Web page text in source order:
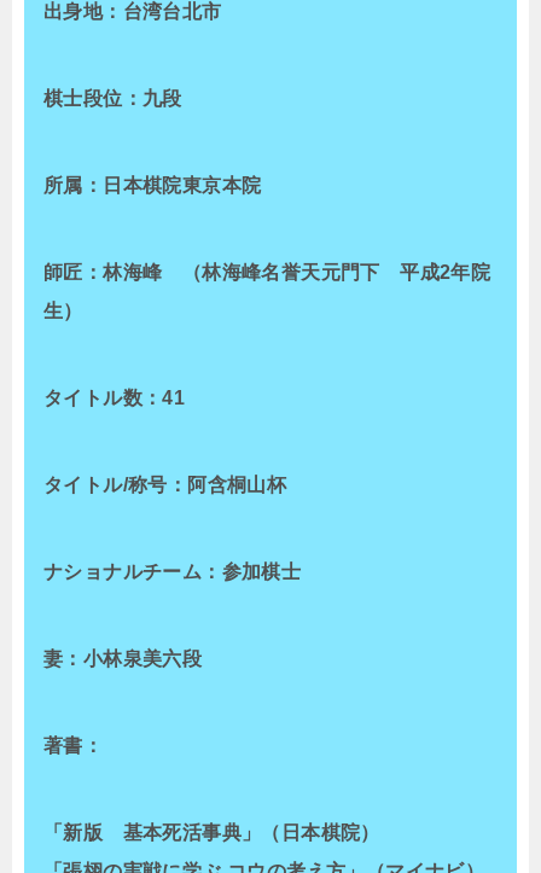
出身地：台湾台北市
棋士段位：九段
所属：日本棋院東京本院
師匠：林海峰 （林海峰名誉天元門下 平成2年院
生）
タイトル数：41
タイトル/称号：阿含桐山杯
ナショナルチーム：参加棋士
妻：小林泉美六段
著書：
「新版 基本死活事典」（日本棋院）